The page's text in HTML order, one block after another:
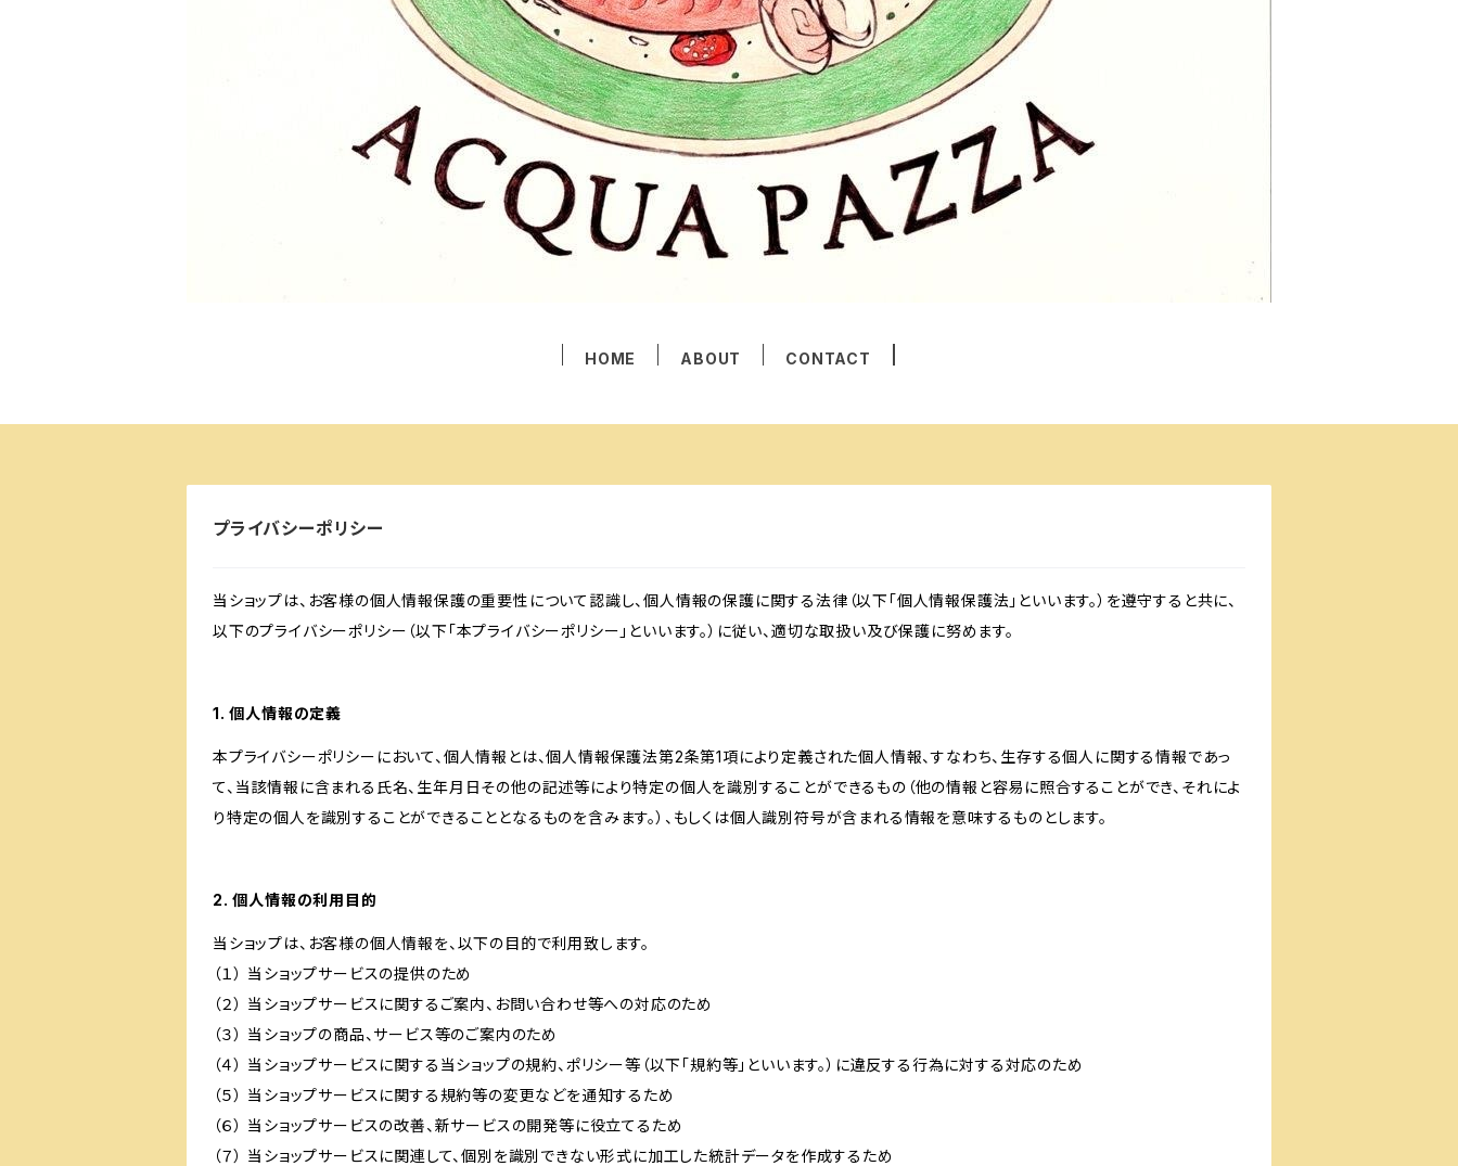
HOME ABOUT CONTACT
プライバシーポリシー
当ショップは、お客様の個人情報保護の重要性について認識し、個人情報の保護に関する法律（以下「個人情報保護法」といいます。）を遵守すると共に、
以下のプライバシーポリシー（以下「本プライバシーポリシー」といいます。）に従い、適切な取扱い及び保護に努めます。
1. 個人情報の定義
本プライバシーポリシーにおいて、個人情報とは、個人情報保護法第2条第1項により定義された個人情報、すなわち、生存する個人に関する情報であっ
て、当該情報に含まれる氏名、生年月日その他の記述等により特定の個人を識別することができるもの（他の情報と容易に照合することができ、それによ
り特定の個人を識別することができることとなるものを含みます。）、もしくは個人識別符号が含まれる情報を意味するものとします。
2. 個人情報の利用目的
当ショップは、お客様の個人情報を、以下の目的で利用致します。
（１） 当ショップサービスの提供のため
（２） 当ショップサービスに関するご案内、お問い合わせ等への対応のため
（３） 当ショップの商品、サービス等のご案内のため
（４） 当ショップサービスに関する当ショップの規約、ポリシー等（以下「規約等」といいます。）に違反する行為に対する対応のため
（５） 当ショップサービスに関する規約等の変更などを通知するため
（６） 当ショップサービスの改善、新サービスの開発等に役立てるため
（７） 当ショップサービスに関連して、個別を識別できない形式に加工した統計データを作成するため